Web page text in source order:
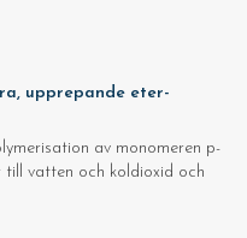
upprepande eter-
av monomeren p-
till vatten och koldioxid och